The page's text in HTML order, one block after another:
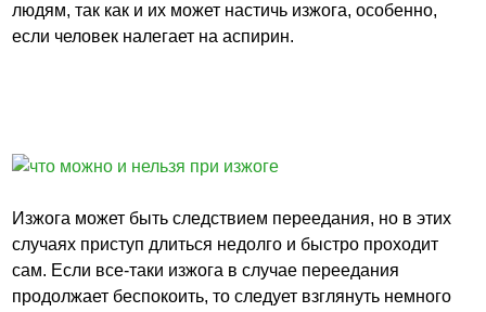
людям, так как и их может настичь изжога, особенно,
если человек налегает на аспирин.
Изжога может быть следствием переедания, но в этих
случаях приступ длиться недолго и быстро проходит
сам. Если все-таки изжога в случае переедания
продолжает беспокоить, то следует взглянуть немного